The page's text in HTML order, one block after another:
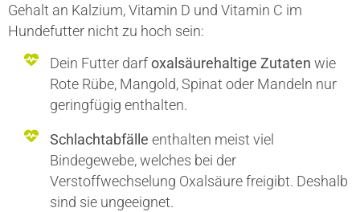
Gehalt an Kalzium, Vitamin D und Vitamin C im
Hundefutter nicht zu hoch sein:
Dein Futter darfoxalsäurehaltige Zutaten wie
Rote Rübe, Mangold, Spinat oder Mandeln nur
geringfügig enthalten.
Schlachtabfälle enthalten meist viel
Bindegewebe, welches bei der
Verstoffwechselung Oxalsäure freigibt. Deshalb
sind sie ungeeignet.